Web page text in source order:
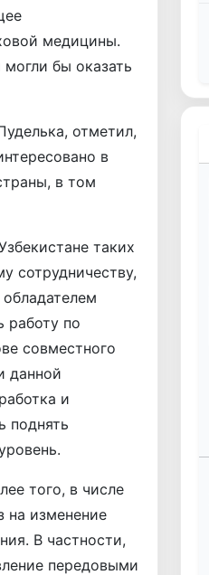
медицины.
бы оказать
отметил,
в
в том
таких
сотрудничеству,
работу по
совместного
данной
и
поднять
того, в числе
на изменение
В частности,
передовыми